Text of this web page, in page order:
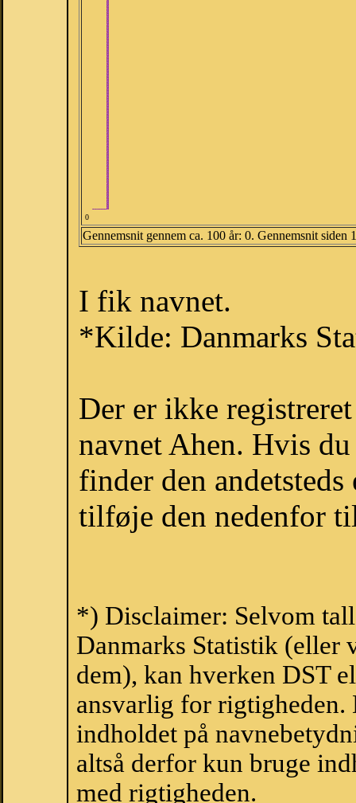
0
Gennemsnit gennem ca. 100 år: 0. Gennemsnit siden
I fik navnet.
*Kilde: Danmarks
Der er ikke
navnet Ahen. Hvis
finder den
tilføje den nedenfor
*) Disclaimer: Selvom
Danmarks Statistik (eller
dem), kan hverken DST
ansvarlig for
indholdet på
altså derfor kun bruge
med rigtigheden.